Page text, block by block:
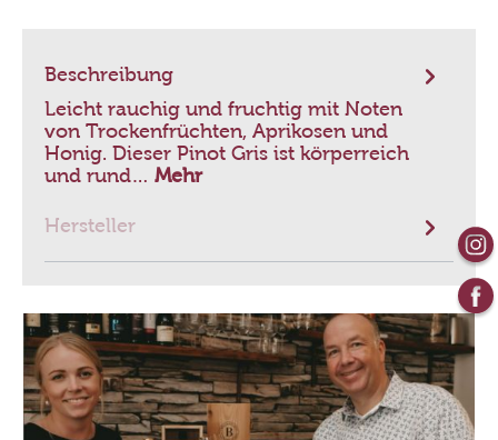
Beschreibung
Leicht rauchig und fruchtig mit Noten
von Trockenfrüchten, Aprikosen und
Honig. Dieser Pinot Gris ist körperreich
und rund… Mehr
Hersteller